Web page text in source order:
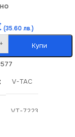
(35.60 лв.)
+ Купи
V-TAC
VT-7223